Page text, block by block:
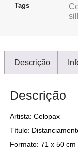
Tags
Descrição
Descrição
Artista: Celopax
Título:
Formato: 71 x 50 cm